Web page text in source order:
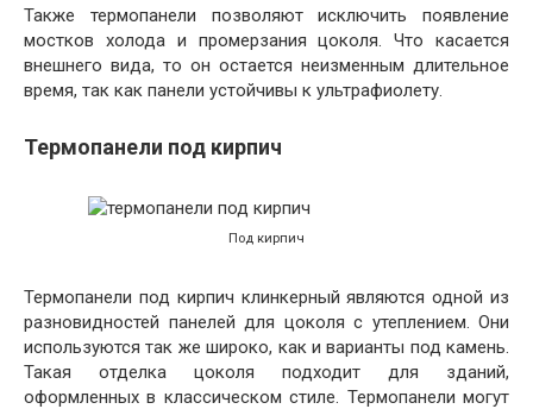
Также термопанели позволяют исключить появление
мостков холода и промерзания цоколя. Что касается
внешнего вида, то он остается неизменным длительное
время, так как панели устойчивы к ультрафиолету.
Термопанели под кирпич
Под кирпич
Термопанели под кирпич клинкерный являются одной из
разновидностей панелей для цоколя с утеплением. Они
используются так же широко, как и варианты под камень.
Такая отделка цоколя подходит для зданий,
оформленных в классическом стиле. Термопанели могут